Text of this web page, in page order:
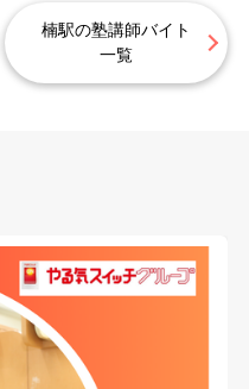
楠駅の塾講師バイト
一覧